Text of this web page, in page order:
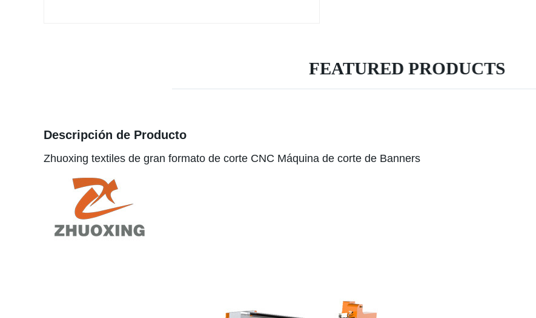
FEATURED PRODUCTS
Descripción de Producto
Zhuoxing textiles de gran formato de corte CNC Máquina de corte de Banners